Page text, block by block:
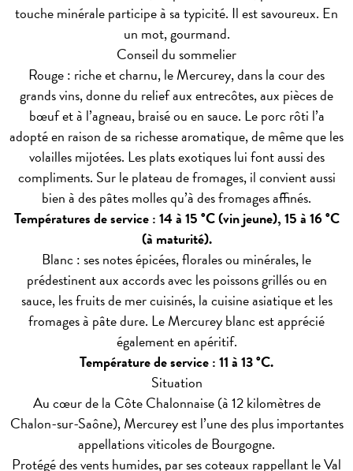
touche minérale participe à sa typicité. Il est savoureux. En
un mot, gourmand.
Conseil du sommelier
Rouge : riche et charnu, le Mercurey, dans la cour des
grands vins, donne du relief aux entrecôtes, aux pièces de
bœuf et à l’agneau, braisé ou en sauce. Le porc rôti l’a
adopté en raison de sa richesse aromatique, de même que les
volailles mijotées. Les plats exotiques lui font aussi des
compliments. Sur le plateau de fromages, il convient aussi
bien à des pâtes molles qu’à des fromages affinés.
Températures de service : 14 à 15 °C (vin jeune), 15 à 16 °C
(à maturité).
Blanc : ses notes épicées, florales ou minérales, le
prédestinent aux accords avec les poissons grillés ou en
sauce, les fruits de mer cuisinés, la cuisine asiatique et les
fromages à pâte dure. Le Mercurey blanc est apprécié
également en apéritif.
Température de service : 11 à 13 °C.
Situation
Au cœur de la Côte Chalonnaise (à 12 kilomètres de
Chalon-sur-Saône), Mercurey est l’une des plus importantes
appellations viticoles de Bourgogne.
Protégé des vents humides, par ses coteaux rappellant le Val